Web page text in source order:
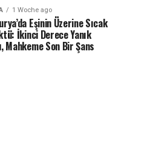
1 Woche ago
Eşinin Üzerine Sıcak
İkinci Derece Yanık
Mahkeme Son Bir Şans